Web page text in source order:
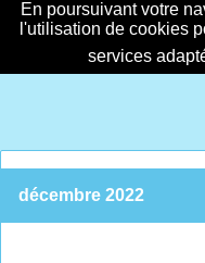
En poursuivant votre
l'utilisation de cookies
services
décembre 2022